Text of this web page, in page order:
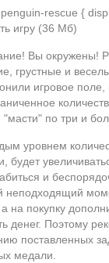
rescue {
игру (36 Мб)
Вы окружены!
грустные и
игровое
"масти" по три и
уровнем
будет
и
неподходящий
на покупку
денег. Поэтому
поставленных
медали.